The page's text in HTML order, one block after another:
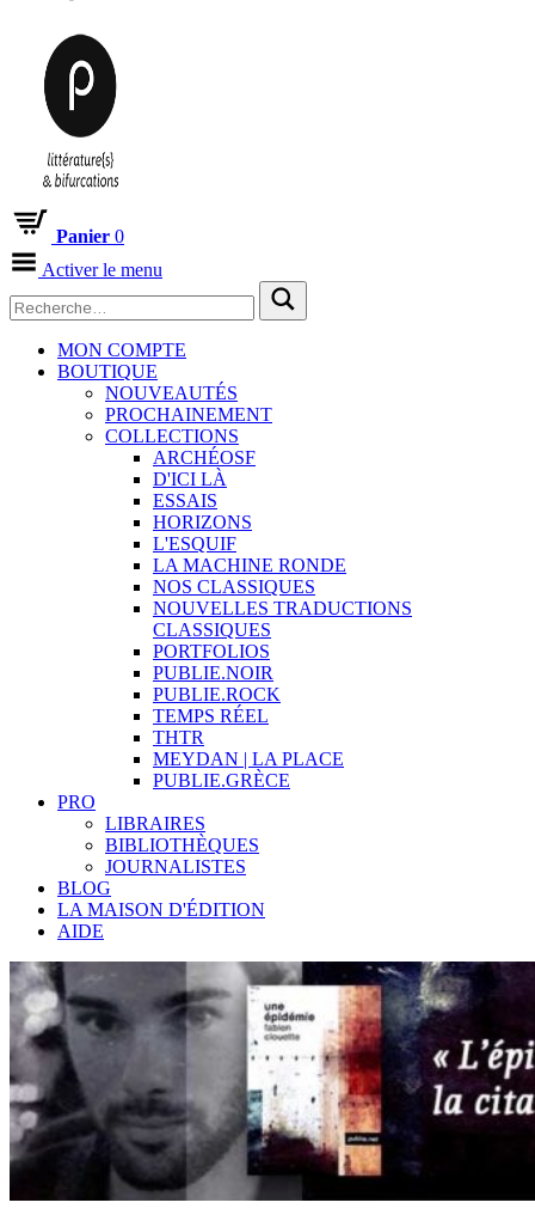
Panier 0
Activer le menu
MON COMPTE
BOUTIQUE
NOUVEAUTÉS
PROCHAINEMENT
COLLECTIONS
ARCHÉOSF
D'ICI LÀ
ESSAIS
HORIZONS
L'ESQUIF
LA MACHINE RONDE
NOS CLASSIQUES
NOUVELLES TRADUCTIONS
CLASSIQUES
PORTFOLIOS
PUBLIE.NOIR
PUBLIE.ROCK
TEMPS RÉEL
THTR
MEYDAN | LA PLACE
PUBLIE.GRÈCE
PRO
LIBRAIRES
BIBLIOTHÈQUES
JOURNALISTES
BLOG
LA MAISON D'ÉDITION
AIDE